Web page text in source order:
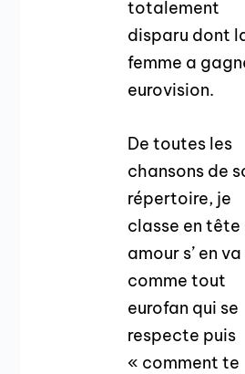
totalement
disparu dont
femme a
eurovision.
De toutes les
chansons de
répertoire, je
classe en tête
amour s’ en va
comme tout
eurofan qui se
respecte puis
« comment te